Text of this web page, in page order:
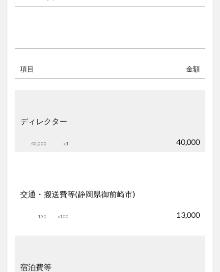
項目 金額
ディレクター
40,000 x1 40,000
交通・搬送費等(静岡県御前崎市)
130 x100 13,000
宿泊費等